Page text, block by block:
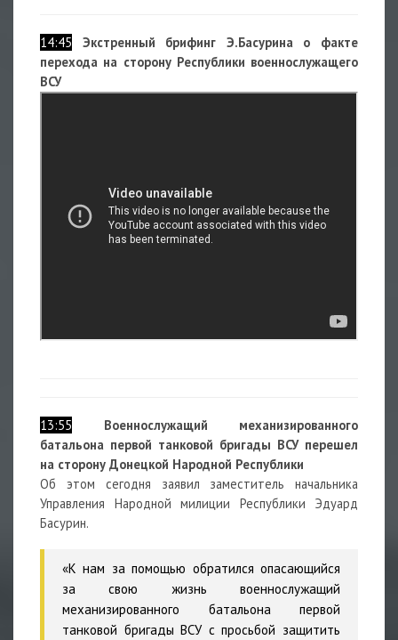
14:45
Экстренный брифинг Э.Басурина о факте
перехода на сторону Республики военнослужащего
ВСУ
13:55
Военнослужащий механизированного
батальона первой танковой бригады ВСУ перешел
на сторону Донецкой Народной Республики
Об этом сегодня заявил заместитель начальника
Управления Народной милиции Республики Эдуард
Басурин.
«К нам за помощью обратился опасающийся
за свою жизнь военнослужащий
механизированного батальона первой
танковой бригады ВСУ с просьбой защитить